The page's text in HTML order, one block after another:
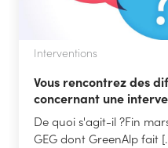
Interventions
Vous rencontrez des
concernant une
GreenAlp ? Consultez
dédiée.
De quoi s'agit-il ?Fin
GEG